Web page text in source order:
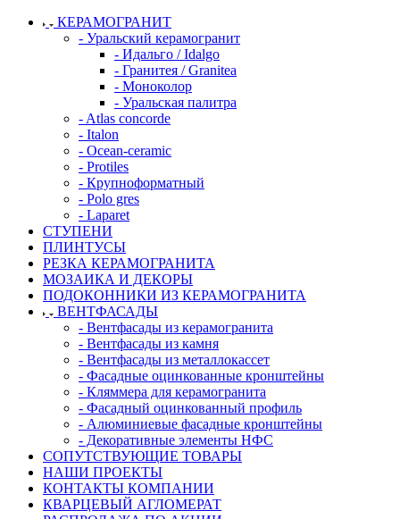
КЕРАМОГРАНИТ
- Уральский керамогранит
- Идальго / Idalgo
- Гранитея / Granitea
- Моноколор
- Уральская палитра
- Atlas concorde
- Italon
- Ocean-ceramic
- Protiles
- Крупноформатный
- Polo gres
- Laparet
СТУПЕНИ
ПЛИНТУСЫ
РЕЗКА КЕРАМОГРАНИТА
МОЗАИКА И ДЕКОРЫ
ПОДОКОННИКИ ИЗ КЕРАМОГРАНИТА
ВЕНТФАСАДЫ
- Вентфасады из керамогранита
- Вентфасады из камня
- Вентфасады из металлокассет
- Фасадные оцинкованные кронштейны
- Кляммера для керамогранита
- Фасадный оцинкованный профиль
- Алюминиевые фасадные кронштейны
- Декоративные элементы НФС
СОПУТСТВУЮЩИЕ ТОВАРЫ
НАШИ ПРОЕКТЫ
КОНТАКТЫ КОМПАНИИ
КВАРЦЕВЫЙ АГЛОМЕРАТ